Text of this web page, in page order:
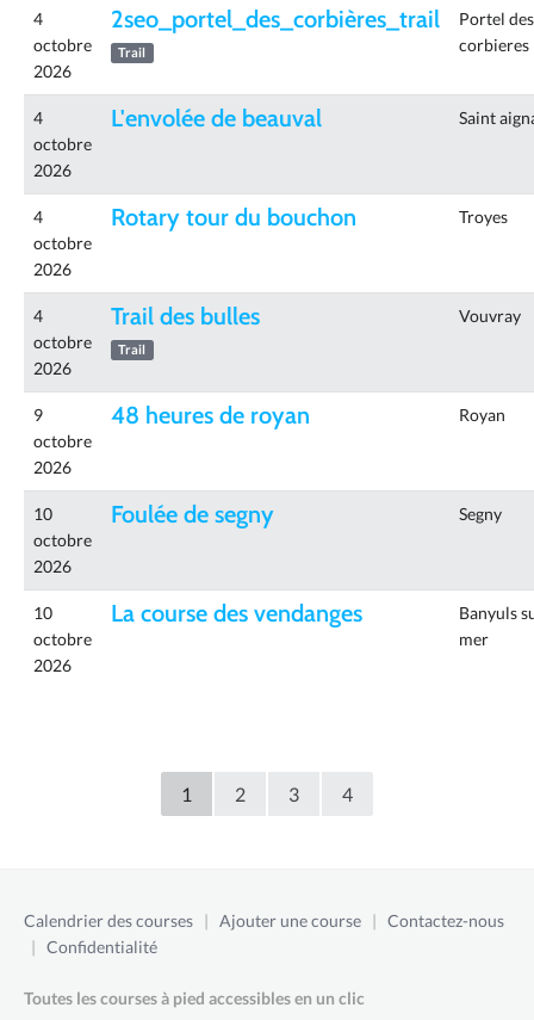
4
octobre
2026
2seo_portel_des_corbières_trail
Trail
Portel des
corbieres
4
octobre
2026
L'envolée de beauval Saint
4
octobre
2026
Rotary tour du bouchon Troyes
4
octobre
2026
Trail des bulles
Trail
Vouvray
9
octobre
2026
48 heures de royan Royan
10
octobre
2026
Foulée de segny Segny
10
octobre
2026
La course des vendanges
Banyuls
mer
1 2 3 4
Calendrier des courses | Ajouter une course | Contactez-nous
| Confidentialité
Toutes les courses à pied accessibles en un clic